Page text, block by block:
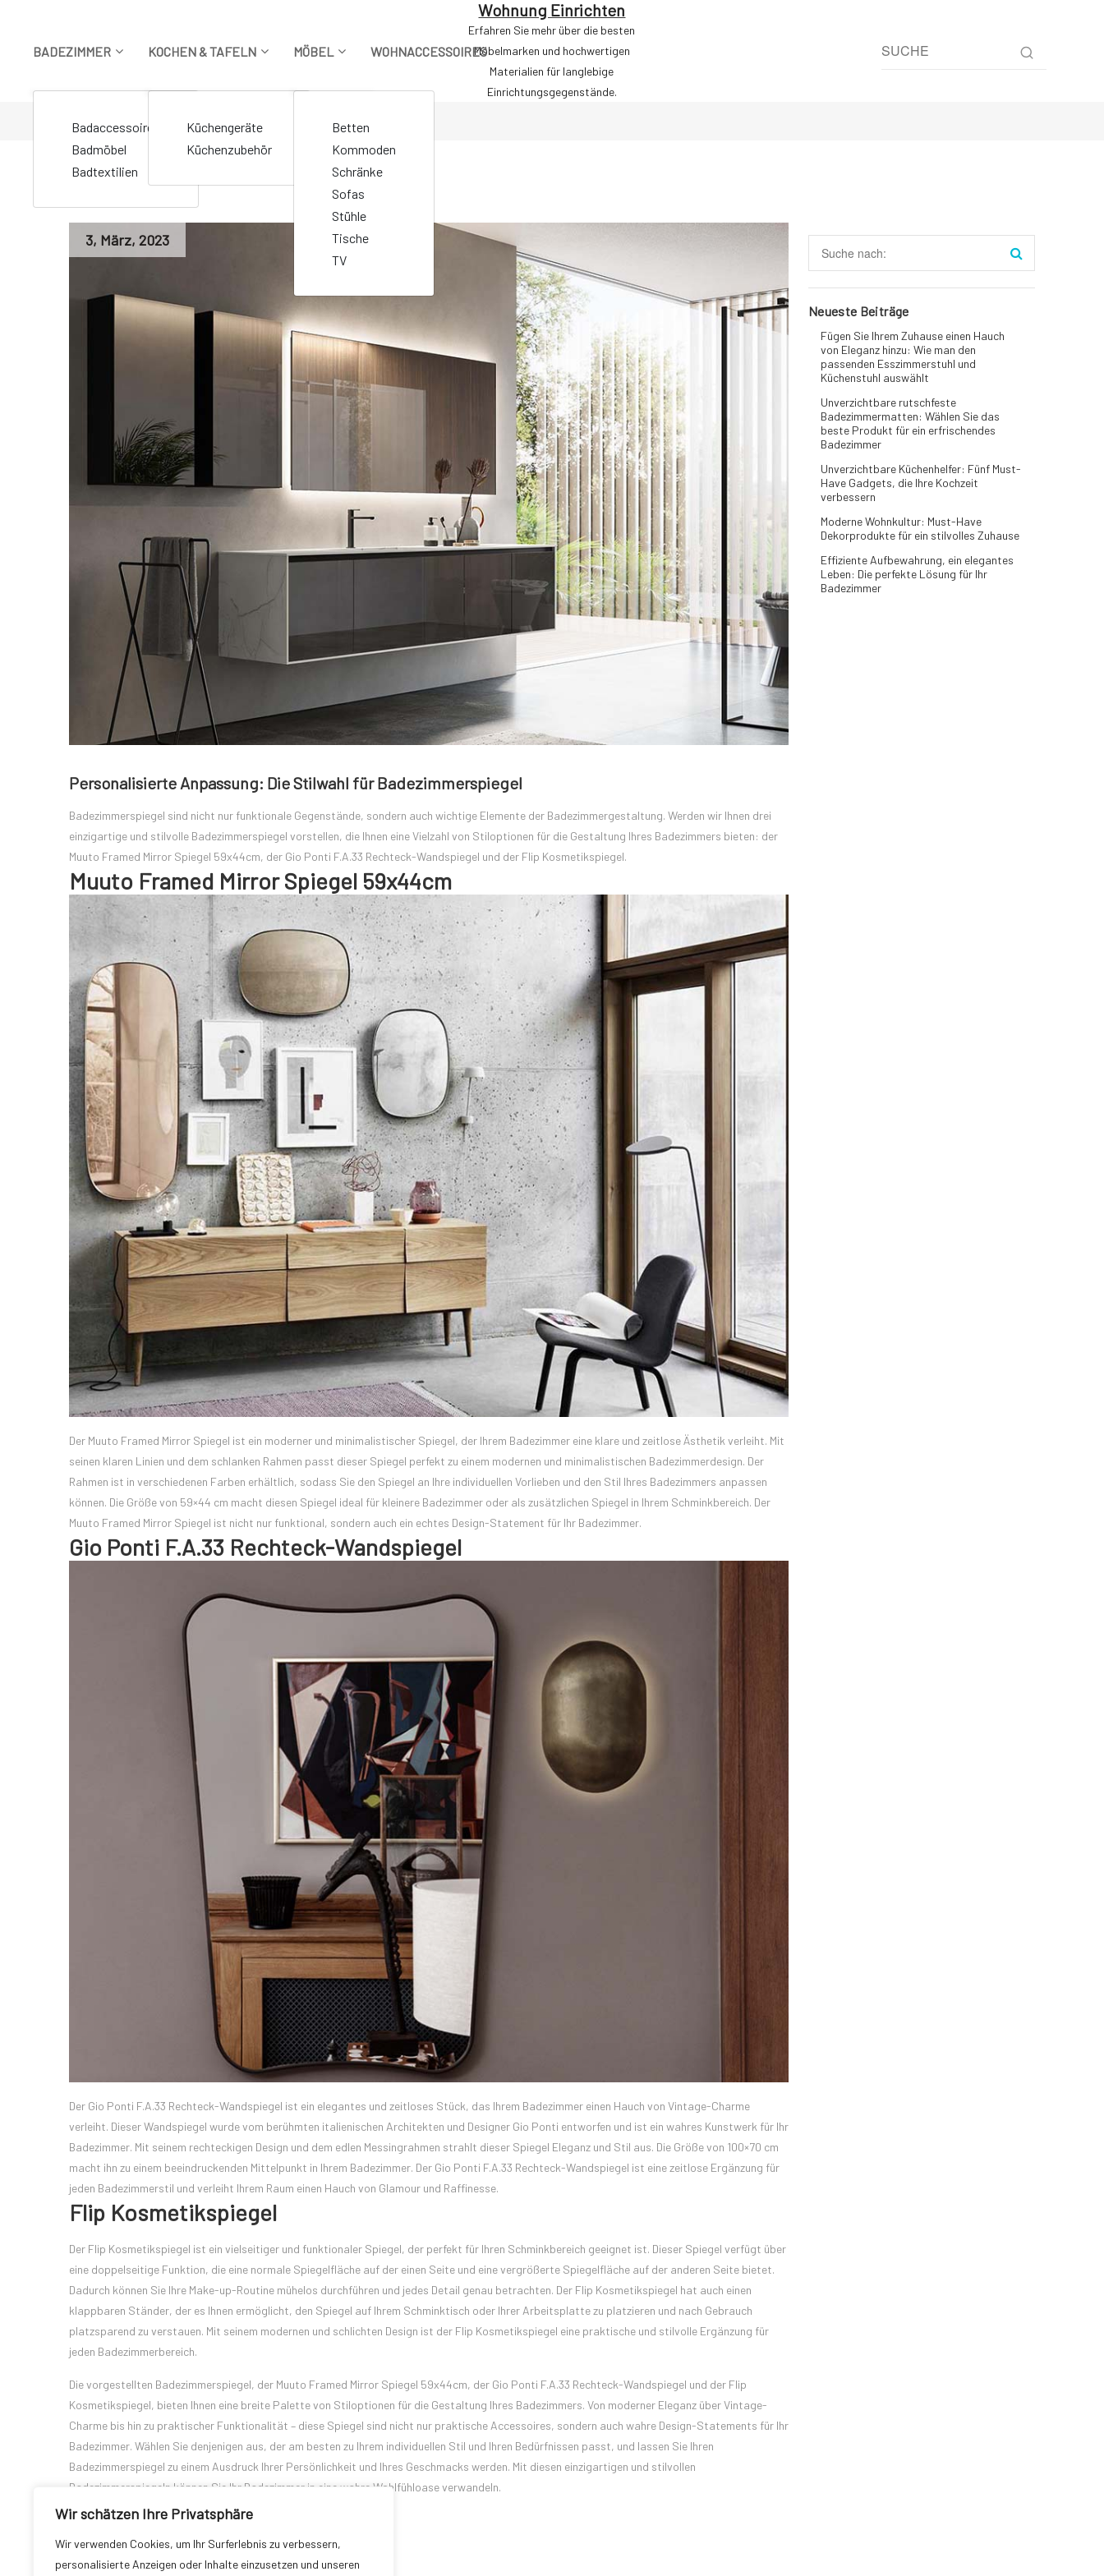
Wir schätzen Ihre Privatsphäre
Wir verwenden Cookies, um Ihr Surferlebnis zu verbessern,
personalisierte Anzeigen oder Inhalte einzusetzen und unseren
BADEZIMMER
Badaccessoires
Badmöbel
Badtextilien
KOCHEN & TAFELN
Küchengeräte
Küchenzubehör
MÖBEL
Betten
Kommoden
Schränke
Sofas
Stühle
Tische
TV
WOHNACCESSOIRES
Wohnung Einrichten
Erfahren Sie mehr über die besten
Möbelmarken und hochwertigen
Materialien für langlebige
Einrichtungsgegenstände.
STARTSEITE > Markierte Beiträge "Framed Mirror Spiegel"
3, März, 2023
Personalisierte Anpassung: Die Stilwahl für Badezimmerspiegel
Badezimmerspiegel sind nicht nur funktionale Gegenstände, sondern auch wichtige Elemente der Badezimmergestaltung. Werden wir Ihnen drei
einzigartige und stilvolle Badezimmerspiegel vorstellen, die Ihnen eine Vielzahl von Stiloptionen für die Gestaltung Ihres Badezimmers bieten: der
Muuto Framed Mirror Spiegel 59x44cm, der Gio Ponti F.A.33 Rechteck-Wandspiegel und der Flip Kosmetikspiegel.
Muuto Framed Mirror Spiegel 59x44cm
Der Muuto Framed Mirror Spiegel ist ein moderner und minimalistischer Spiegel, der Ihrem Badezimmer eine klare und zeitlose Ästhetik verleiht. Mit
seinen klaren Linien und dem schlanken Rahmen passt dieser Spiegel perfekt zu einem modernen und minimalistischen Badezimmerdesign. Der
Rahmen ist in verschiedenen Farben erhältlich, sodass Sie den Spiegel an Ihre individuellen Vorlieben und den Stil Ihres Badezimmers anpassen
können. Die Größe von 59×44 cm macht diesen Spiegel ideal für kleinere Badezimmer oder als zusätzlichen Spiegel in Ihrem Schminkbereich. Der
Muuto Framed Mirror Spiegel ist nicht nur funktional, sondern auch ein echtes Design-Statement für Ihr Badezimmer.
Gio Ponti F.A.33 Rechteck-Wandspiegel
Der Gio Ponti F.A.33 Rechteck-Wandspiegel ist ein elegantes und zeitloses Stück, das Ihrem Badezimmer einen Hauch von Vintage-Charme
verleiht. Dieser Wandspiegel wurde vom berühmten italienischen Architekten und Designer Gio Ponti entworfen und ist ein wahres Kunstwerk für Ihr
Badezimmer. Mit seinem rechteckigen Design und dem edlen Messingrahmen strahlt dieser Spiegel Eleganz und Stil aus. Die Größe von 100×70 cm
macht ihn zu einem beeindruckenden Mittelpunkt in Ihrem Badezimmer. Der Gio Ponti F.A.33 Rechteck-Wandspiegel ist eine zeitlose Ergänzung für
jeden Badezimmerstil und verleiht Ihrem Raum einen Hauch von Glamour und Raffinesse.
Flip Kosmetikspiegel
Der Flip Kosmetikspiegel ist ein vielseitiger und funktionaler Spiegel, der perfekt für Ihren Schminkbereich geeignet ist. Dieser Spiegel verfügt über
eine doppelseitige Funktion, die eine normale Spiegelfläche auf der einen Seite und eine vergrößerte Spiegelfläche auf der anderen Seite bietet.
Dadurch können Sie Ihre Make-up-Routine mühelos durchführen und jedes Detail genau betrachten. Der Flip Kosmetikspiegel hat auch einen
klappbaren Ständer, der es Ihnen ermöglicht, den Spiegel auf Ihrem Schminktisch oder Ihrer Arbeitsplatte zu platzieren und nach Gebrauch
platzsparend zu verstauen. Mit seinem modernen und schlichten Design ist der Flip Kosmetikspiegel eine praktische und stilvolle Ergänzung für
jeden Badezimmerbereich.
Die vorgestellten Badezimmerspiegel, der Muuto Framed Mirror Spiegel 59x44cm, der Gio Ponti F.A.33 Rechteck-Wandspiegel und der Flip
Kosmetikspiegel, bieten Ihnen eine breite Palette von Stiloptionen für die Gestaltung Ihres Badezimmers. Von moderner Eleganz über Vintage-
Charme bis hin zu praktischer Funktionalität – diese Spiegel sind nicht nur praktische Accessoires, sondern auch wahre Design-Statements für Ihr
Badezimmer. Wählen Sie denjenigen aus, der am besten zu Ihrem individuellen Stil und Ihren Bedürfnissen passt, und lassen Sie Ihren
Badezimmerspiegel zu einem Ausdruck Ihrer Persönlichkeit und Ihres Geschmacks werden. Mit diesen einzigartigen und stilvollen
Badezimmerspiegeln können Sie Ihr Badezimmer in eine wahre Wohlfühloase verwandeln.
Neueste Beiträge
Fügen Sie Ihrem Zuhause einen Hauch
von Eleganz hinzu: Wie man den
passenden Esszimmerstuhl und
Küchenstuhl auswählt
Unverzichtbare rutschfeste
Badezimmermatten: Wählen Sie das
beste Produkt für ein erfrischendes
Badezimmer
Unverzichtbare Küchenhelfer: Fünf Must-
Have Gadgets, die Ihre Kochzeit
verbessern
Moderne Wohnkultur: Must-Have
Dekorprodukte für ein stilvolles Zuhause
Effiziente Aufbewahrung, ein elegantes
Leben: Die perfekte Lösung für Ihr
Badezimmer